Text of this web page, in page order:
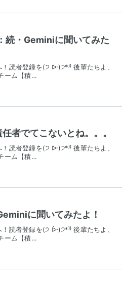
・Geminiに聞いてみた
読者登録を(੭ ᐕ)੭*⁾⁾ 後輩たちよ、
ーム【積…
者でてこないとね。。。
読者登録を(੭ ᐕ)੭*⁾⁾ 後輩たちよ、
ーム【積…
に聞いてみたよ！
読者登録を(੭ ᐕ)੭*⁾⁾ 後輩たちよ、
ーム【積…